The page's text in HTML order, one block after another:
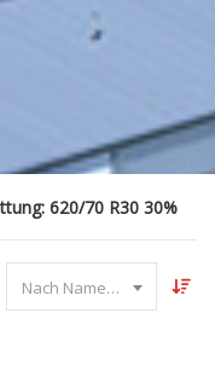
620/70 R30 30%
Nach Name sortieren